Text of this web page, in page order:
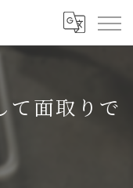
て面取りで